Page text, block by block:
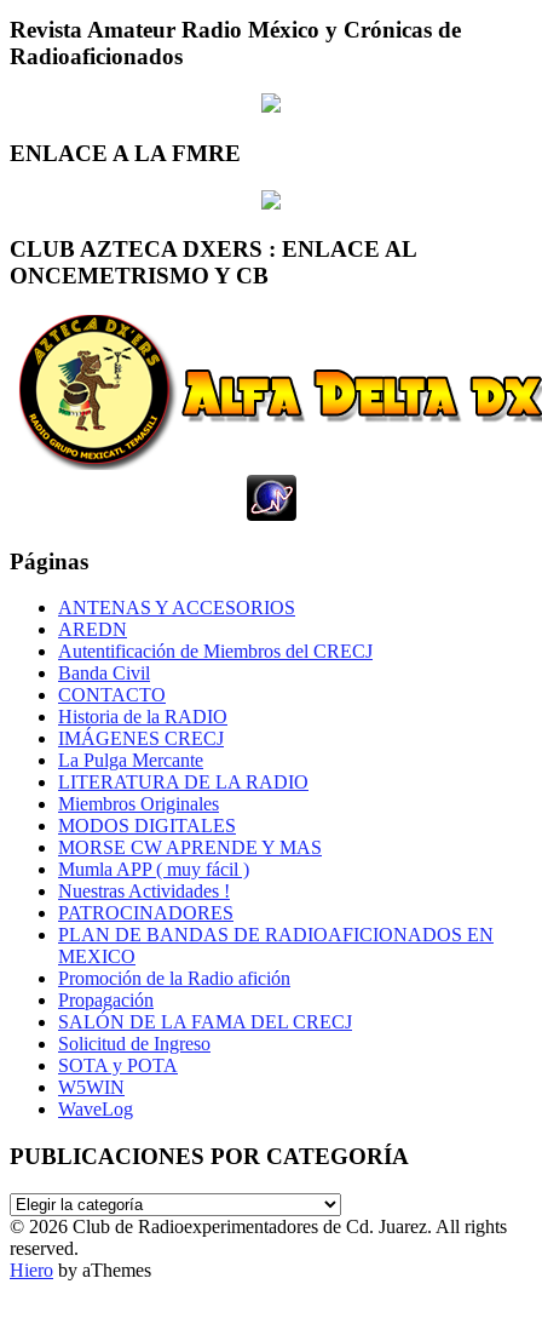
Revista Amateur Radio México y Crónicas de
Radioaficionados
ENLACE A LA FMRE
CLUB AZTECA DXERS : ENLACE AL
ONCEMETRISMO Y CB
Páginas
ANTENAS Y ACCESORIOS
AREDN
Autentificación de Miembros del CRECJ
Banda Civil
CONTACTO
Historia de la RADIO
IMÁGENES CRECJ
La Pulga Mercante
LITERATURA DE LA RADIO
Miembros Originales
MODOS DIGITALES
MORSE CW APRENDE Y MAS
Mumla APP ( muy fácil )
Nuestras Actividades !
PATROCINADORES
PLAN DE BANDAS DE RADIOAFICIONADOS EN
MEXICO
Promoción de la Radio afición
Propagación
SALÓN DE LA FAMA DEL CRECJ
Solicitud de Ingreso
SOTA y POTA
W5WIN
WaveLog
PUBLICACIONES POR CATEGORÍA
PUBLICACIONES
POR
CATEGORÍA
© 2026 Club de Radioexperimentadores de Cd. Juarez. All rights
reserved.
Hiero by aThemes